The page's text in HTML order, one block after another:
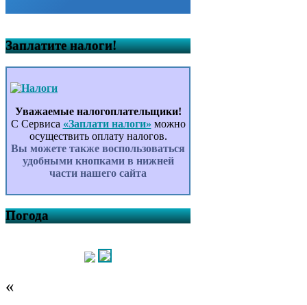
Заплатите налоги!
Уважаемые налогоплательщики!
С Сервиса «Заплати налоги» можно
осуществить оплату налогов.
Вы можете также воспользоваться
удобными кнопками в нижней
части нашего сайта
Погода
«